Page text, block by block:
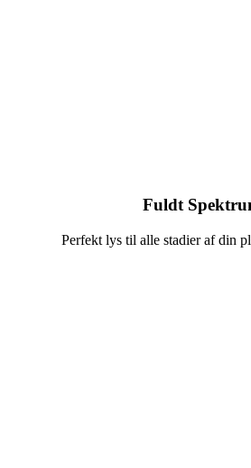
Fuldt
Perfekt lys til alle stadier af din